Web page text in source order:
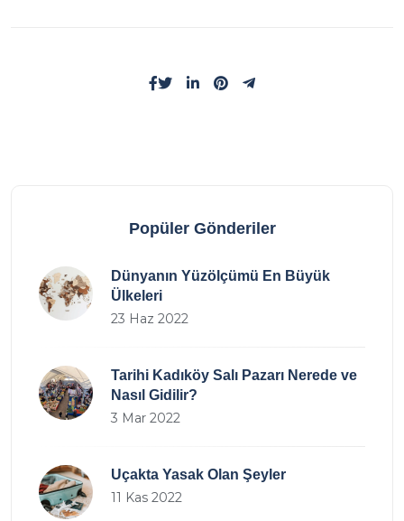
Popüler Gönderiler
Dünyanın Yüzölçümü En Büyük
Ülkeleri
23 Haz 2022
Tarihi Kadıköy Salı Pazarı Nerede ve
Nasıl Gidilir?
3 Mar 2022
Uçakta Yasak Olan Şeyler
11 Kas 2022